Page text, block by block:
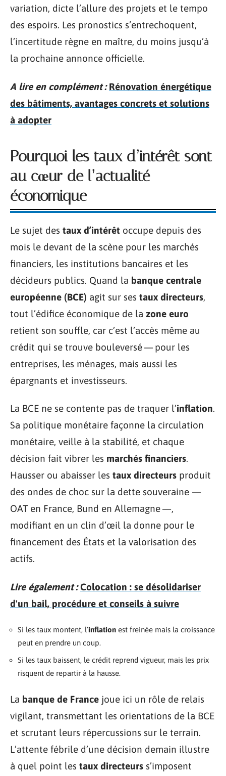
variation, dicte l’allure des projets et le tempo
des espoirs. Les pronostics s’entrechoquent,
l’incertitude règne en maître, du moins jusqu’à
la prochaine annonce officielle.
A lire en complément : Rénovation énergétique
des bâtiments, avantages concrets et solutions
à adopter
Pourquoi les taux d’intérêt sont
au cœur de l’actualité
économique
Le sujet des taux d’intérêt occupe depuis des
mois le devant de la scène pour les marchés
financiers, les institutions bancaires et les
décideurs publics. Quand la banque centrale
européenne (BCE) agit sur ses taux directeurs,
tout l’édifice économique de la zone euro
retient son souffle, car c’est l’accès même au
crédit qui se trouve bouleversé — pour les
entreprises, les ménages, mais aussi les
épargnants et investisseurs.
La BCE ne se contente pas de traquer l’inflation.
Sa politique monétaire façonne la circulation
monétaire, veille à la stabilité, et chaque
décision fait vibrer les marchés financiers.
Hausser ou abaisser les taux directeurs produit
des ondes de choc sur la dette souveraine —
OAT en France, Bund en Allemagne —,
modifiant en un clin d’œil la donne pour le
financement des États et la valorisation des
actifs.
Lire également : Colocation : se désolidariser
d'un bail, procédure et conseils à suivre
Si les taux montent, l’inflation est freinée mais la croissance
peut en prendre un coup.
Si les taux baissent, le crédit reprend vigueur, mais les prix
risquent de repartir à la hausse.
La banque de France joue ici un rôle de relais
vigilant, transmettant les orientations de la BCE
et scrutant leurs répercussions sur le terrain.
L’attente fébrile d’une décision demain illustre
à quel point les taux directeurs s’imposent